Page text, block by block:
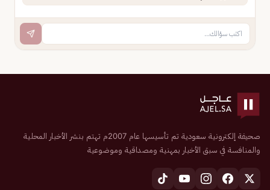
صحيفة إلكترونية سعودية تم تأسيسها عام 2007م تهتم بنشر الأخبار المحلية
والمنافسة في سبق الأخبار بمهنية ومصداقية وموضوعية